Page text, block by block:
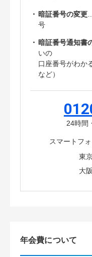
・ 暗証番号の変更
号
・ 暗証番号通知書
いの
口座番号がわか
など）
24時間
スマートフ
東
大阪
年会費について